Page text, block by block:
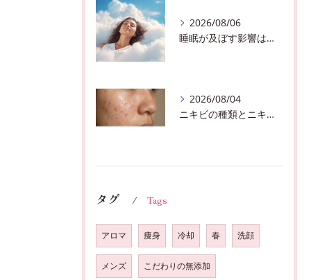
2026/08/06
睡眠が及ぼす影響は？千葉市おすすめメニュー全身リンパマッサージで全身スッキリ♪
2026/08/04
ニキビの種類とニキビを作らないスキンケア方法♪千葉市中央区フェイシャルエステサロン
タグ Tags
アロマ 痩身 冷却 春 洗顔
メンズ こだわりの無添加